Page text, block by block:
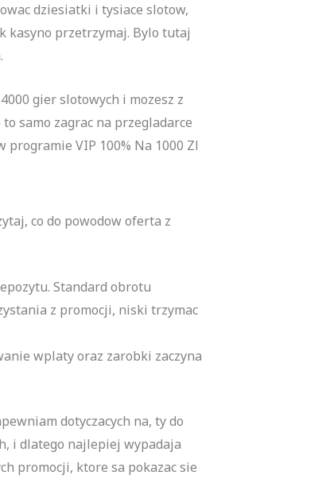
dziesiatki i tysiace slotow,
kasyno przetrzymaj. Bylo tutaj
gier slotowych i mozesz z
samo zagrac na przegladarce
VIP 100% Na 1000 Zl
co do powodow oferta z
Standard obrotu
z promocji, niski trzymac
wplaty oraz zarobki zaczyna
dotyczacych na, ty do
i dlatego najlepiej wypadaja
promocji, ktore sa pokazac sie